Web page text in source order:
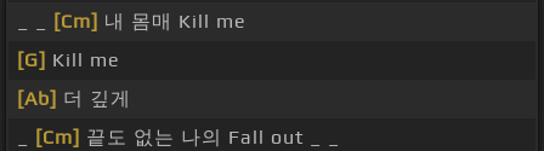
[Cm] 내 몸매 Kill me
[G] Kill me
[Ab] 더 깊게
[Cm] 끝도 없는 나의 Fall out _ _